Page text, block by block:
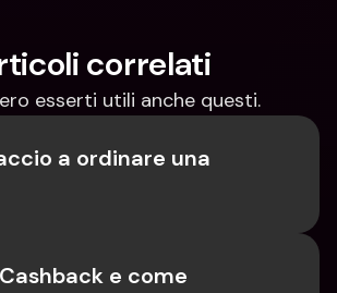
correlati
esserti utili anche questi.
a ordinare una
e come